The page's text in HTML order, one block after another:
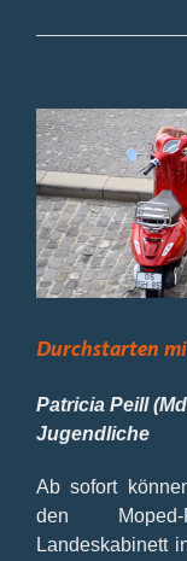
Zeige
grösseres
Bild
Durchstarten
Patricia Peill
Jugendliche
Ab sofort
den Moped-
Landeskabinett